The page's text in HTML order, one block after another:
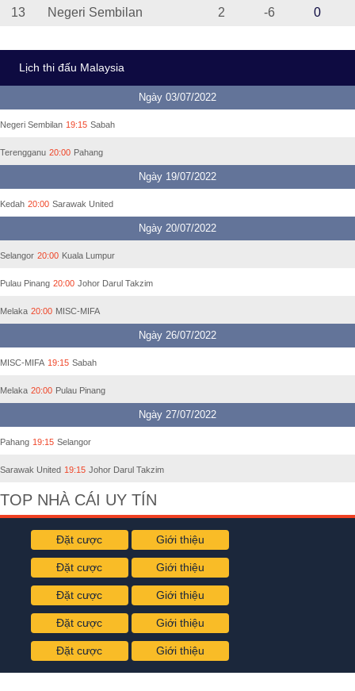
13 Negeri Sembilan 2 -6 0
Lịch thi đấu Malaysia
Ngày 03/07/2022
Negeri Sembilan 19:15 Sabah
Terengganu 20:00 Pahang
Ngày 19/07/2022
Kedah 20:00 Sarawak United
Ngày 20/07/2022
Selangor 20:00 Kuala Lumpur
Pulau Pinang 20:00 Johor Darul Takzim
Melaka 20:00 MISC-MIFA
Ngày 26/07/2022
MISC-MIFA 19:15 Sabah
Melaka 20:00 Pulau Pinang
Ngày 27/07/2022
Pahang 19:15 Selangor
Sarawak United 19:15 Johor Darul Takzim
TOP NHÀ CÁI UY TÍN
Đặt cược Giới thiệu
Đặt cược Giới thiệu
Đặt cược Giới thiệu
Đặt cược Giới thiệu
Đặt cược Giới thiệu